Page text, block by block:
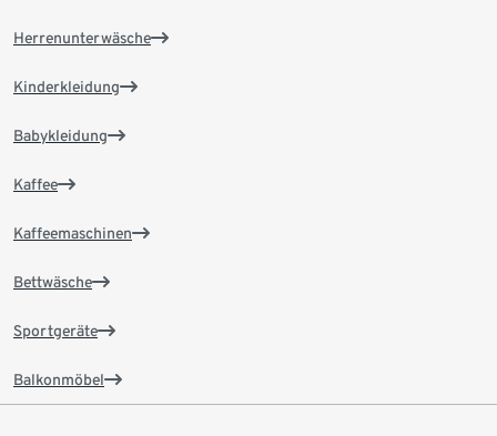
Herrenunterwäsche
Kinderkleidung
Babykleidung
Kaffee
Kaffeemaschinen
Bettwäsche
Sportgeräte
Balkonmöbel